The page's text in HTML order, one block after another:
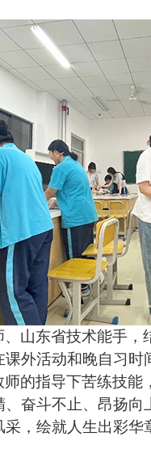
山东省技术能手
外活动和晚自习时
师的指导下苦练技能
奋斗不止、昂扬
，绘就人生出彩华